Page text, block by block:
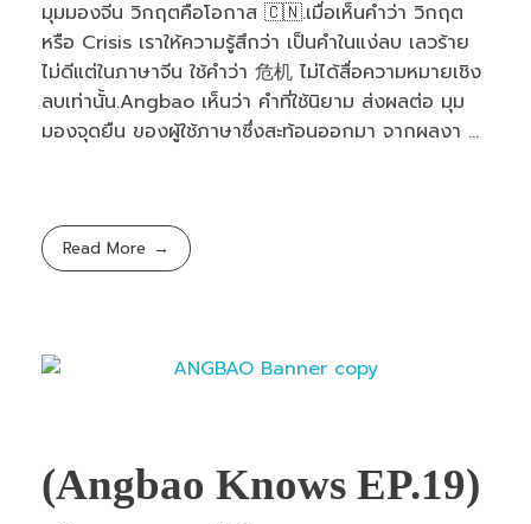
มุมมองจีน วิกฤตคือโอกาส 🇨🇳.เมื่อเห็นคำว่า วิกฤต
หรือ Crisis เราให้ความรู้สึกว่า เป็นคำในแง่ลบ เลวร้าย
ไม่ดีแต่ในภาษาจีน ใช้คำว่า 危机 ไม่ได้สื่อความหมายเชิง
ลบเท่านั้น.Angbao เห็นว่า คำที่ใช้นิยาม ส่งผลต่อ มุม
มองจุดยืน ของผู้ใช้ภาษาซึ่งสะท้อนออกมา จากผลงา ...
Read More
(Angbao Knows EP.19)